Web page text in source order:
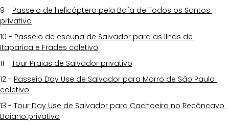
9 - Passeio de helicóptero pela Baía de Todos os Santos
privativo
10 - Passeio de escuna de Salvador para as Ilhas de
Itaparica e Frades coletivo
11 - Tour Praias de Salvador privativo
12 - Passeio Day Use de Salvador para Morro de São Paulo
coletivo
13 - Tour Day Use de Salvador para Cachoeira no Recôncavo
Baiano privativo